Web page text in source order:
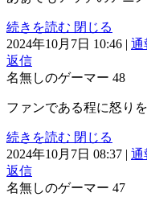
続きを読む 閉じる
2024年10月7日 10:46 | 通
返信
名無しのゲーマー 48
ファンである程に怒り
続きを読む 閉じる
2024年10月7日 08:37 | 通
返信
名無しのゲーマー 47